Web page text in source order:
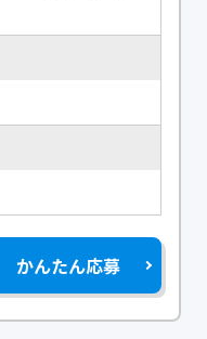
かんたん応募